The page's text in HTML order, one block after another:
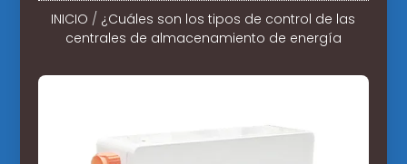
INICIO / ¿Cuáles son los tipos de control de las
centrales de almacenamiento de energía